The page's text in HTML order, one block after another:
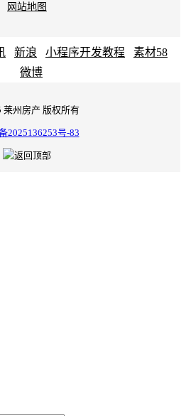
网站地图
新浪 小程序开发教程
素材58
微博
莱州房产 版权所有
2025136253号-83